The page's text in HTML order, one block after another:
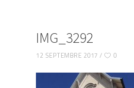
IMG_3292
12 SEPTEMBRE 2017 0